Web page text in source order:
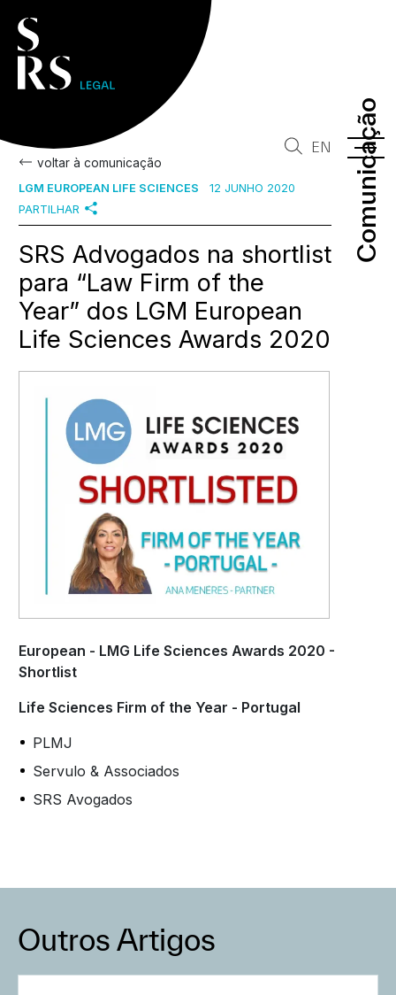
Comunicação
Comunicação
EN
voltar à comunicação
LGM EUROPEAN LIFE SCIENCES
12 JUNHO 2020
PARTILHAR
SRS Advogados na shortlist
para “Law Firm of the
Year” dos LGM European
Life Sciences Awards 2020
European - LMG Life Sciences Awards 2020 -
Shortlist
Life Sciences Firm of the Year - Portugal
PLMJ
Servulo & Associados
SRS Avogados
Outros Artigos